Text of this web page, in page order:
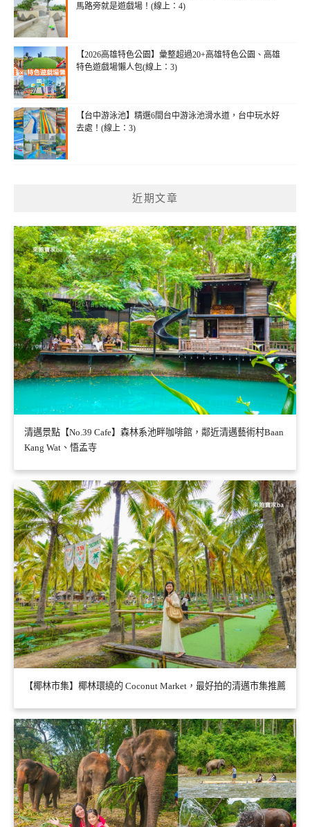
馬路旁就是遊戲場！(線上：4)
【2026高雄特色公園】彙整超過20+高雄特色公園、高雄
特色遊戲場懶人包(線上：3)
【台中游泳池】精選6間台中游泳池滑水道，台中玩水好
去處！(線上：3)
近期文章
清邁景點【No.39 Cafe】森林系池畔咖啡館，鄰近清邁藝術村Baan
Kang Wat、悟孟寺
【椰林市集】椰林環繞的 Coconut Market，最好拍的清邁市集推薦